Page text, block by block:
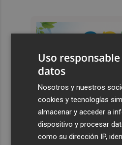
Uso
datos
Nosotros y nuestros
cookies y tecnologías
almacenar y acceder a
dispositivo y procesar
como su dirección IP,